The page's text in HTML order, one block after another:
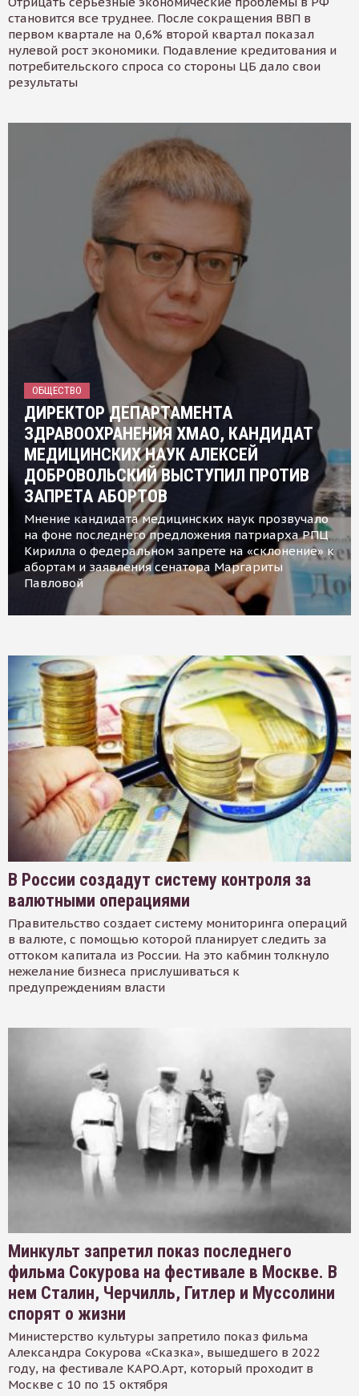
становится все труднее. После сокращения ВВП в
первом квартале на 0,6% второй квартал показал
нулевой рост экономики. Подавление кредитования и
потребительского спроса со стороны ЦБ дало свои
результаты
ОБЩЕСТВО
ДИРЕКТОР ДЕПАРТАМЕНТА
ЗДРАВООХРАНЕНИЯ ХМАО, КАНДИДАТ
МЕДИЦИНСКИХ НАУК АЛЕКСЕЙ
ДОБРОВОЛЬСКИЙ ВЫСТУПИЛ ПРОТИВ
ЗАПРЕТА АБОРТОВ
Мнение кандидата медицинских наук прозвучало
на фоне последнего предложения патриарха РПЦ
Кирилла о федеральном запрете на «склонение» к
абортам и заявления сенатора Маргариты
Павловой
В России создадут систему контроля за
валютными операциями
Правительство создает систему мониторинга операций
в валюте, с помощью которой планирует следить за
оттоком капитала из России. На это кабмин толкнуло
нежелание бизнеса прислушиваться к
предупреждениям власти
Минкульт запретил показ последнего
фильма Сокурова на фестивале в Москве. В
нем Сталин, Черчилль, Гитлер и Муссолини
спорят о жизни
Министерство культуры запретило показ фильма
Александра Сокурова «Сказка», вышедшего в 2022
году, на фестивале КАРО.Арт, который проходит в
Москве с 10 по 15 октября